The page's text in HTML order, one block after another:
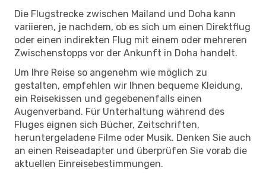
Die Flugstrecke zwischen Mailand und Doha kann
variieren, je nachdem, ob es sich um einen Direktflug
oder einen indirekten Flug mit einem oder mehreren
Zwischenstopps vor der Ankunft in Doha handelt.
Um Ihre Reise so angenehm wie möglich zu
gestalten, empfehlen wir Ihnen bequeme Kleidung,
ein Reisekissen und gegebenenfalls einen
Augenverband. Für Unterhaltung während des
Fluges eignen sich Bücher, Zeitschriften,
heruntergeladene Filme oder Musik. Denken Sie auch
an einen Reiseadapter und überprüfen Sie vorab die
aktuellen Einreisebestimmungen.